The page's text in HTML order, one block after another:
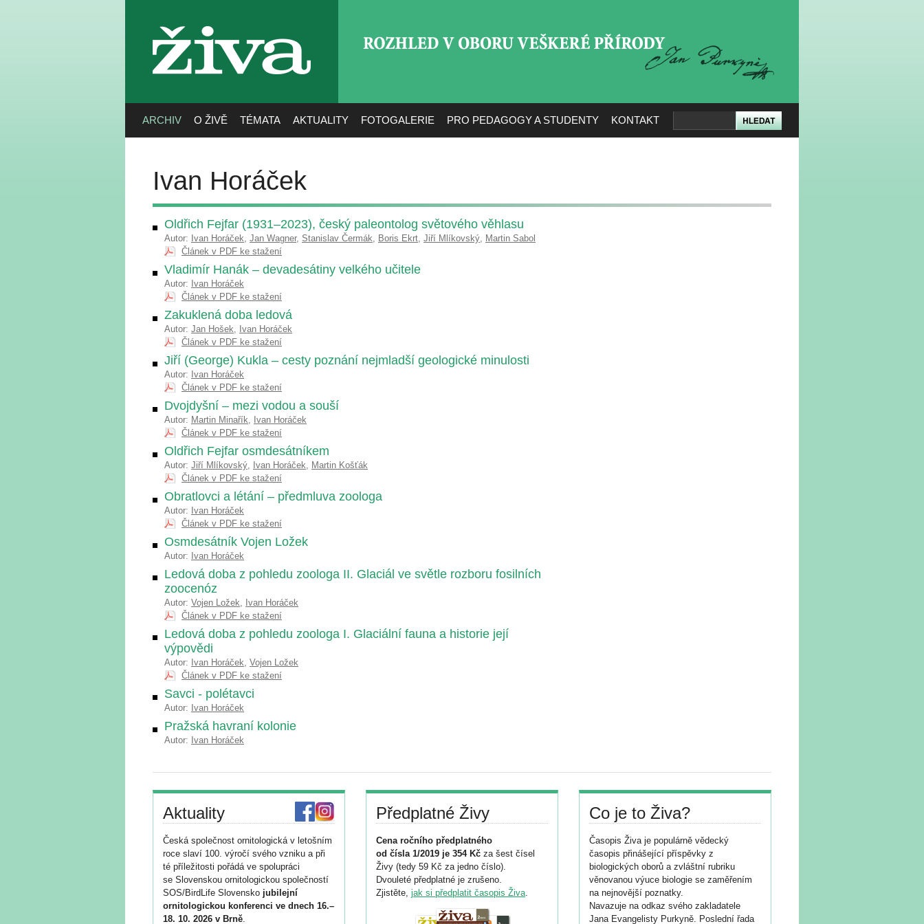
živa
ARCHIV O ŽIVĚ TÉMATA AKTUALITY FOTOGALERIE PRO PEDAGOGY A STUDENTY KONTAKT
Ivan Horáček
Oldřich Fejfar (1931–2023), český paleontolog světového věhlasu
Autor: Ivan Horáček, Jan Wagner, Stanislav Čermák, Boris Ekrt, Jiří Mlíkovský, Martin Sabol
Článek v PDF ke stažení
Vladimír Hanák – devadesátiny velkého učitele
Autor: Ivan Horáček
Článek v PDF ke stažení
Zakuklená doba ledová
Autor: Jan Hošek, Ivan Horáček
Článek v PDF ke stažení
Jiří (George) Kukla – cesty poznání nejmladší geologické minulosti
Autor: Ivan Horáček
Článek v PDF ke stažení
Dvojdyšní – mezi vodou a souší
Autor: Martin Minařík, Ivan Horáček
Článek v PDF ke stažení
Oldřich Fejfar osmdesátníkem
Autor: Jiří Mlíkovský, Ivan Horáček, Martin Košťák
Článek v PDF ke stažení
Obratlovci a létání – předmluva zoologa
Autor: Ivan Horáček
Článek v PDF ke stažení
Osmdesátník Vojen Ložek
Autor: Ivan Horáček
Ledová doba z pohledu zoologa II. Glaciál ve světle rozboru fosilních
zoocenóz
Autor: Vojen Ložek, Ivan Horáček
Článek v PDF ke stažení
Ledová doba z pohledu zoologa I. Glaciální fauna a historie její
výpovědi
Autor: Ivan Horáček, Vojen Ložek
Článek v PDF ke stažení
Savci - polétavci
Autor: Ivan Horáček
Pražská havraní kolonie
Autor: Ivan Horáček
Aktuality
Česká společnost ornitologická v letošním
roce slaví 100. výročí svého vzniku a při
té příležitosti pořádá ve spolupráci
se Slovenskou ornitologickou společností
SOS/BirdLife Slovensko jubilejní
ornitologickou konferenci ve dnech 16.–
18. 10. 2026 v Brně.
Předplatné Živy
Cena ročního předplatného
od čísla 1/2019 je 354 Kč za šest čísel
Živy (tedy 59 Kč za jedno číslo).
Dvouleté předplatné je zrušeno.
Zjistěte, jak si předplatit časopis Živa.
Co je to Živa?
Časopis Živa je populárně vědecký
časopis přinášející příspěvky z
biologických oborů a zvláštní rubriku
věnovanou výuce biologie se zaměřením
na nejnovější poznatky.
Navazuje na odkaz svého zakladatele
Jana Evangelisty Purkyně. Poslední řada